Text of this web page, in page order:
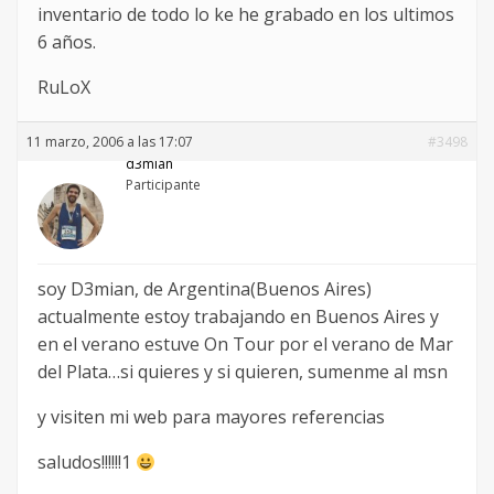
inventario de todo lo ke he grabado en los ultimos
6 años.
RuLoX
11 marzo, 2006 a las 17:07
#3498
d3mian
Participante
soy D3mian, de Argentina(Buenos Aires)
actualmente estoy trabajando en Buenos Aires y
en el verano estuve On Tour por el verano de Mar
del Plata…si quieres y si quieren, sumenme al msn
y visiten mi web para mayores referencias
saludos!!!!!!1